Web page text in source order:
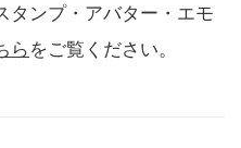
タンプ・アバター・エモ
らをご覧ください。